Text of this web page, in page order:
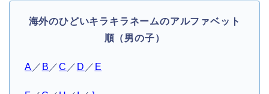
海外のひどいキラキラネームのアルファベット
順（男の子）
A ／ B ／C ／ D ／ E